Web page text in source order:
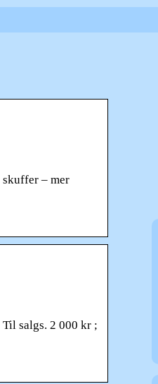
– mer
salgs. 2 000 kr ;